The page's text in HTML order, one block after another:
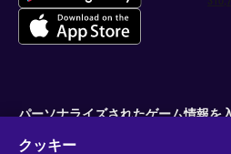
パーソナライズされたゲーム情報を
クッキー